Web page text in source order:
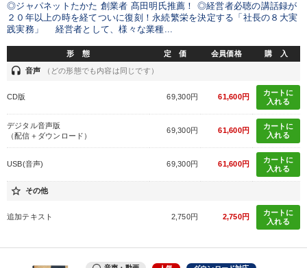
全国経営者セミナー収録〈売れ筋・人気ランキング〉＆新刊・好
評講話
井上和弘の財務力UP 後継社長・アトツギ
「利上げ時代の最新・銀行対策」＋「不動産市況予測」＋「市場
予測と株式投資」最新刊
全国経営者セミナー収録〈売れ筋・人気〉音声＆動画20選
売上直結の営業力や販売力を獲得する 【12月】音声・映像
目的別
◎ジャパネットたかた 創業者 髙田明氏推薦！ ◎経営者必聴の講話録が
２０年以上の時を経てついに復刻！永続繁栄を決定する「社長の８大実
践実務」 経営者として、様々な業種...
形 態 定 価 会員価格 購 入
headset 音声 （どの形態でも内容は同じです）
CD版 69,300円 61,600円
カートに
入れる
デジタル音声版
（配信＋ダウンロード）
69,300円 61,600円
カートに
入れる
USB(音声) 69,300円 61,600円
カートに
入れる
star_border その他
追加テキスト 2,750円 2,750円
カートに
入れる